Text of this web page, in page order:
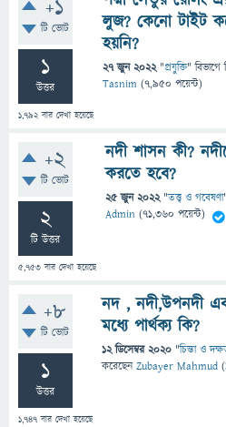
+1
টি ভোট
1
উত্তর
1,792বার দেখা হয়েছে
লুজ? কেনো টাইট
হয়নি?
27 জুন 2022 "প্রযুক্তি" বিভাগে
Tasnim (7,950 পয়েন্ট)
+2
টি ভোট
2
টি উত্তর
5,753 বার দেখা হয়েছে
নদী শাসন কী?
করতে হবে?
25 জুন 2022 "তত্ত্ব ও গবেষণা
Admin (71,360 পয়েন্ট)
+8
টি ভোট
1
উত্তর
1,747 বার দেখা হয়েছে
নদ , নদী,উপনদী
মধ্যে পার্থক্য কি?
12 ডিসেম্বর 2020 "চিন্তা ও
করেছেনZubayer Mahmud (